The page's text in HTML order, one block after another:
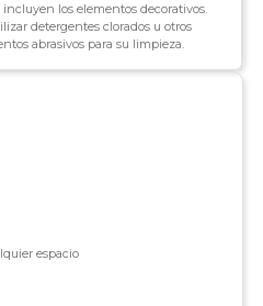
incluyen los elementos decorativos.
detergentes clorados u otros
abrasivos para su limpieza.
espacio